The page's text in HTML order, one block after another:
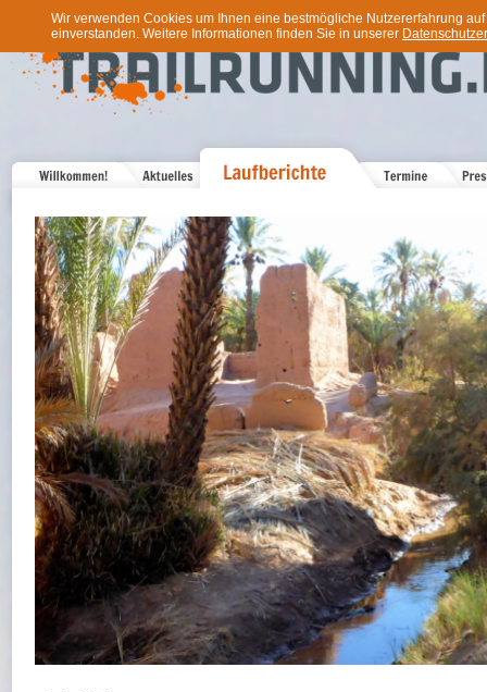
Wir verwenden Cookies um Ihnen eine bestmögliche Nutzererfahrung
einverstanden. Weitere Informationen finden Sie in unserer